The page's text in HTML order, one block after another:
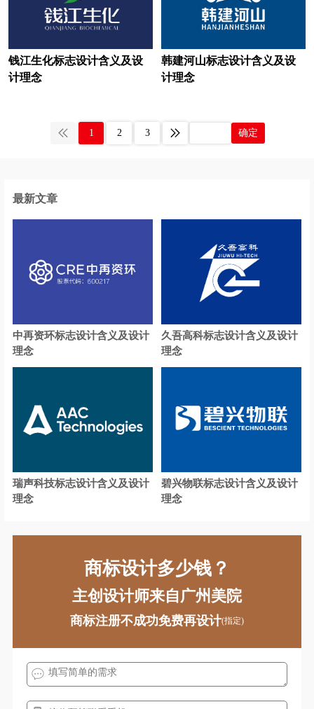
软件logo设计 润滑油logo设计
水果logo设计 食用油logo设计
生啤logo设计 烧酒logo设计
3C产品logo设计
食品酒水商标设计
石英表logo设计 沙发logo设计
食品logo设计 糖果logo设计
童车logo设计 涂料logo设计
投影仪logo设计 甜品logo设计
投资管理logo设计 托儿所logo设计
图书馆logo设计 腾讯logo设计
威士忌logo设计 卫浴logo设计
网络logo设计 舞台音响logo设计
钱江生化标志设计含义及设
计理念
韩建河山标志设计含义及设
计理念
1 2 3 确定
最新文章
中再资环标志设计含义及设计
理念
久吾高科标志设计含义及设计
理念
瑞声科技标志设计含义及设计
理念
碧兴物联标志设计含义及设计
理念
商标设计多少钱？
主创设计师来自广州美院
商标注册不成功免费再设计(指定)